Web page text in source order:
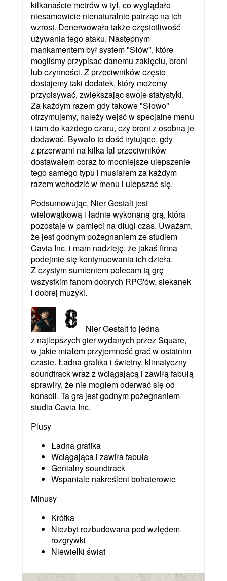
kilkanaście metrów w tył, co wyglądało
niesamowicie nienaturalnie patrząc na ich
wzrost. Denerwowała także częstotliwość
używania tego ataku. Następnym
mankamentem był system "Słów", które
mogliśmy przypisać danemu zaklęciu, broni
lub czynności. Z przeciwników często
dostajemy taki dodatek, który możemy
przypisywać, zwiększając swoje statystyki.
Za każdym razem gdy takowe "Słowo"
otrzymujemy, należy wejść w specjalne menu
i tam do każdego czaru, czy broni z osobna je
dodawać. Bywało to dość irytujące, gdy
z przerwami na kilka fal przeciwników
dostawałem coraz to mocniejsze ulepszenie
tego samego typu i musiałem za każdym
razem wchodzić w menu i ulepszać się.
Podsumowując, Nier Gestalt jest
wielowątkową i ładnie wykonaną grą, która
pozostaje w pamięci na długi czas. Uważam,
że jest godnym pożegnaniem ze studiem
Cavia Inc. i mam nadzieję, że jakaś firma
podejmie się kontynuowania ich dzieła.
Z czystym sumieniem polecam tą grę
wszystkim fanom dobrych RPG'ów, siekanek
i dobrej muzyki.
Nier Gestalt to jedna
z najlepszych gier wydanych przez Square,
w jakie miałem przyjemność grać w ostatnim
czasie. Ładna grafika i świetny, klimatyczny
soundtrack wraz z wciągającą i zawiłą fabułą
sprawiły, że nie mogłem oderwać się od
konsoli. Ta gra jest godnym pożegnaniem
studia Cavia Inc.
Plusy
Ładna grafika
Wciągająca i zawiła fabuła
Genialny soundtrack
Wspaniale nakreśleni bohaterowie
Minusy
Krótka
Niezbyt rozbudowana pod wzlędem
rozgrywki
Niewielki świat